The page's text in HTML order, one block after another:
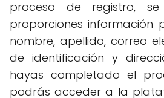
proceso de registro,
proporciones información
nombre, apellido, correo
de identificación y
hayas completado el
podrás acceder a la